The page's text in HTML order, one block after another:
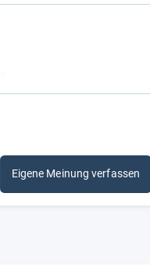
Eigene Meinung verfassen